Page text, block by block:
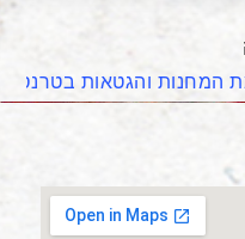
המחנות והגטאות